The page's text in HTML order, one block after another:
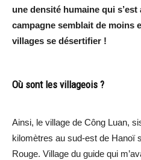
une densité humaine qui
campagne semblait de moins
villages se désertifier !
Où sont les villageois ?
Ainsi, le village de Công Luan,
kilomètres au sud-est de Hanoï
Rouge. Village du guide qui